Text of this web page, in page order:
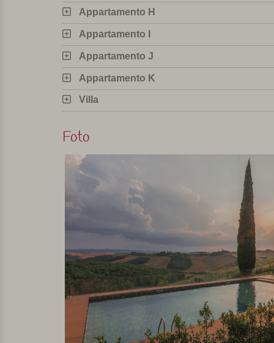
Selezionato e visitato personalmente da Margot De Kruif
Appartamento H
Appartamento I
Appartamento J
Appartamento K
Villa
Foto